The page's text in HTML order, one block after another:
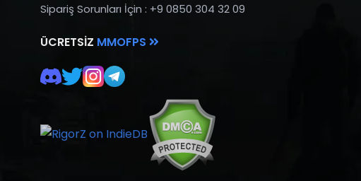
Sipariş Sorunları İçin : +9 0850 304 32 09
ÜCRETSIZ MMOFPS